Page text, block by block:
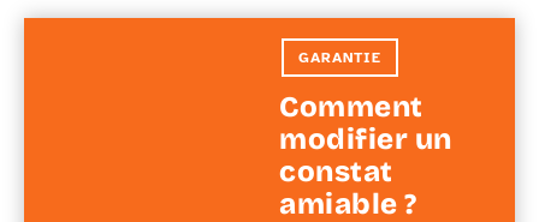
GARANTIE
Comment
modifier un
constat
amiable ?